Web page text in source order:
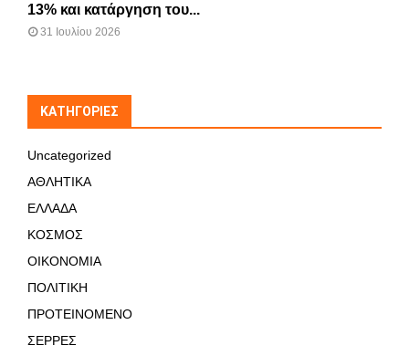
13% και κατάργηση του...
31 Ιουλίου 2026
KΑΤΗΓΟΡΊΕΣ
Uncategorized
ΑΘΛΗΤΙΚΑ
ΕΛΛΑΔΑ
ΚΟΣΜΟΣ
ΟΙΚΟΝΟΜΙΑ
ΠΟΛΙΤΙΚΗ
ΠΡΟΤΕΙΝΟΜΕΝΟ
ΣΕΡΡΕΣ